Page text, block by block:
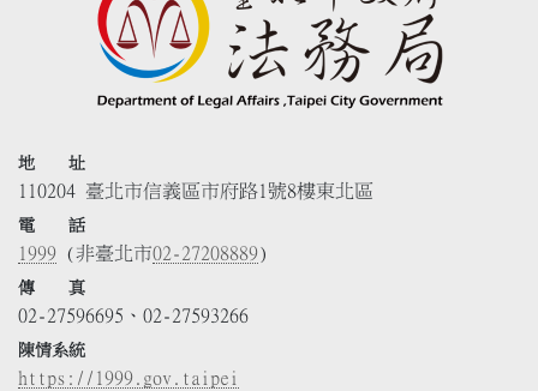
地 址
110204 臺北市信義區市府路1號8樓東北區
電 話
1999 (非臺北市02-27208889)
傳 真
02-27596695、02-27593266
陳情系統
https://1999.gov.taipei